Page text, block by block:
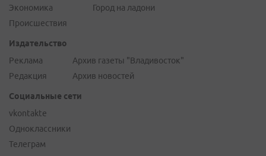
Экономика
Происшествия
Город на ладони
Издательство
Реклама
Редакция
Архив газеты "Владивосток"
Архив новостей
Социальные сети
vkontakte
Одноклассники
Телеграм